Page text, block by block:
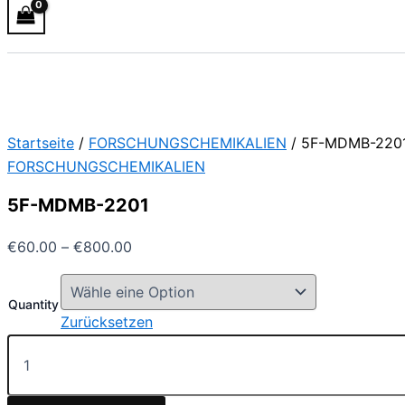
Startseite / FORSCHUNGSCHEMIKALIEN / 5F-MDMB-
FORSCHUNGSCHEMIKALIEN
5F-MDMB-2201
€60.00 – €800.00
Quantity
Zurücksetzen